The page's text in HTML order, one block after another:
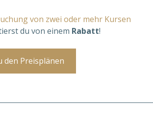
von zwei oder mehr Kursen
du von einem Rabatt!
den Preisplänen